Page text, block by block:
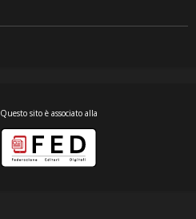
Questo sito è associato alla